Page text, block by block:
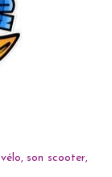
son scooter,